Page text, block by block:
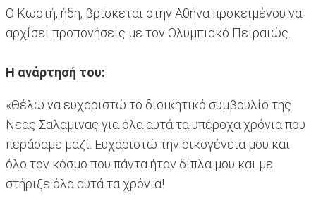
Ο Κωστή, ήδη, βρίσκεται στην Αθήνα προκειμένου να
αρχίσει προπονήσεις με τον Ολυμπιακό Πειραιώς.
H ανάρτησή του:
«Θέλω να ευχαριστώ το διοικητικό συμβουλίο της
Νεας Σαλαμινας για όλα αυτά τα υπέροχα χρόνια που
περάσαμε μαζί. Ευχαριστώ την οικογένεια μου και
όλο τον κόσμο που πάντα ήταν δίπλα μου και με
στήριξε όλα αυτά τα χρόνια!